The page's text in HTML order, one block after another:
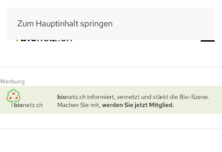
Zum Hauptinhalt springen
Werbung